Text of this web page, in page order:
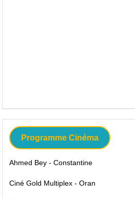
Programme Cinéma
Ahmed Bey - Constantine
Ciné Gold Multiplex - Oran